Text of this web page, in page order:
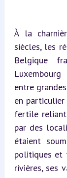
À la
siècles, les
Belgique
entre
en
fertile reliant
par des
étaient
politiques et
rivières, ses